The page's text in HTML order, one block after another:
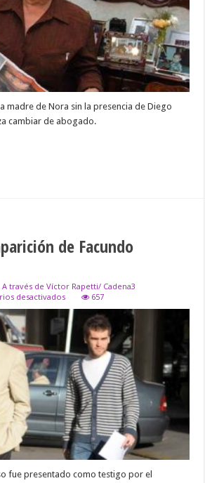
ante
el
fiscal
Miralles
madre de Nora sin la presencia de Diego
cambiar de abogado.
de Facundo
A través de Víctor Rapetti/ Cadena3
desactivadosen
Sorprende
la
aparición
de
Facundo
Macarrón
657
fue presentado como testigo por el